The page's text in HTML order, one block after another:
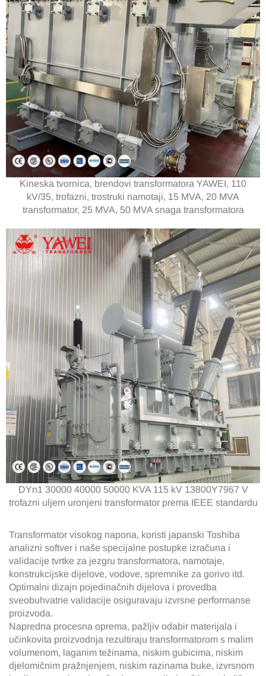
Kineska tvornica, brendovi transformatora YAWEI, 110
kV/35, trofazni, trostruki namotaji, 15 MVA, 20 MVA
transformator, 25 MVA, 50 MVA snaga transformatora
DYn1 30000 40000 50000 KVA 115 kV 13800Y7967 V
trofazni uljem uronjeni transformator prema IEEE standardu
Transformator visokog napona, koristi japanski Toshiba
analizni softver i naše specijalne postupke izračuna i
validacije tvrtke za jezgru transformatora, namotaje,
konstrukcijske dijelove, vodove, spremnike za gorivo itd.
Optimalni dizajn pojedinačnih dijelova i provedba
sveobuhvatne validacije osiguravaju izvrsne performanse
proizvoda.
Napredna procesna oprema, pažljiv odabir materijala i
učinkovita proizvodnja rezultiraju transformatorom s malim
volumenom, laganim težinama, niskim gubicima, niskim
djelomičnim pražnjenjem, niskim razinama buke, izvrsnom